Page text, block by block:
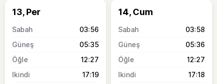
13, Per
03:56
05:35
12:27
17:19
14, Cum
03:58
05:36
12:27
17:18